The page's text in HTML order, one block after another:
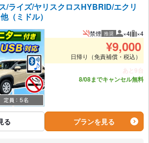
/ライズ/ヤリスクロスHYBRID/エクリ
（ミドル）
る
禁煙 推奨 推奨人数
×4 推
×4
¥9,000
日帰り（免責補償・税込）
あと9台
8/08までキャンセル無料
プランを見る